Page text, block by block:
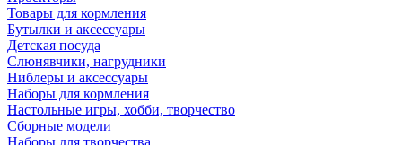
Товары для кормления
Бутылки и аксессуары
Детская посуда
Слюнявчики, нагрудники
Ниблеры и аксессуары
Наборы для кормления
Настольные игры, хобби, творчество
Сборные модели
Наборы для творчества